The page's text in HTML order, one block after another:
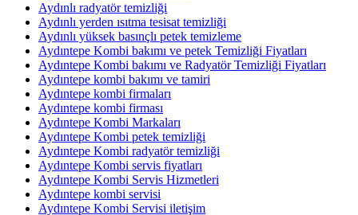
Aydınlı radyatör temizliği
Aydınlı yerden ısıtma tesisat temizliği
Aydınlı yüksek basınçlı petek temizleme
Aydıntepe Kombi bakımı ve petek Temizliği Fiyatları
Aydıntepe Kombi bakımı ve Radyatör Temizliği Fiyatları
Aydıntepe kombi bakımı ve tamiri
Aydıntepe kombi firmaları
Aydıntepe kombi firması
Aydıntepe Kombi Markaları
Aydıntepe Kombi petek temizliği
Aydıntepe Kombi radyatör temizliği
Aydıntepe Kombi servis fiyatları
Aydıntepe Kombi Servis Hizmetleri
Aydıntepe kombi servisi
Aydıntepe Kombi Servisi iletişim